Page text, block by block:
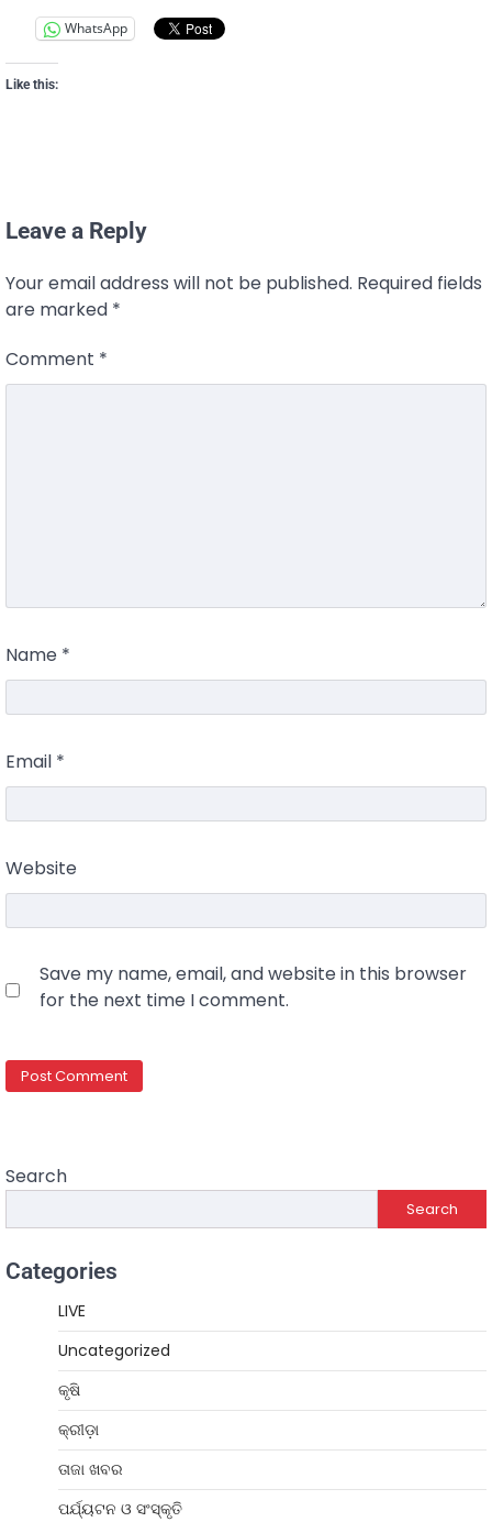
WhatsApp
Like this:
Leave a Reply
Your email address will not be published. Required fields
are marked *
Comment *
Name *
Email *
Website
Save my name, email, and website in this browser
for the next time I comment.
Search
Search
Categories
LIVE
Uncategorized
କୃଷି
କ୍ରୀଡ଼ା
ତାଜା ଖବର
ପର୍ଯ୍ୟଟନ ଓ ସଂସ୍କୃତି